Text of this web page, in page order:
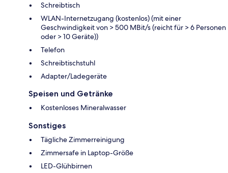
Schreibtisch
WLAN-Internetzugang (kostenlos) (mit einer
Geschwindigkeit von > 500 MBit/s (reicht für > 6 Personen
oder > 10 Geräte))
Telefon
Schreibtischstuhl
Adapter/Ladegeräte
Speisen und Getränke
Kostenloses Mineralwasser
Sonstiges
Tägliche Zimmerreinigung
Zimmersafe in Laptop-Größe
LED-Glühbirnen